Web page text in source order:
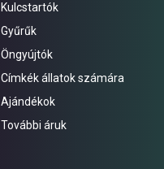
Kulcstartók
Gyűrűk
Öngyújtók
Címkék állatok számára
Ajándékok
További áruk